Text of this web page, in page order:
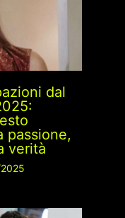
dal
passione,
verità